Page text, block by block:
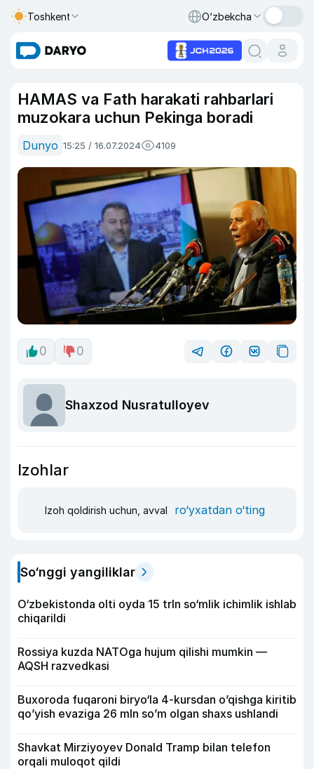
Toshkent O‘zbekcha
HAMAS va Fath harakati rahbarlari
muzokara uchun Pekinga boradi
Dunyo 15:25 / 16.07.2024 4109
0 0
Shaxzod Nusratulloyev
Izohlar
Izoh qoldirish uchun, avval ro‘yxatdan o‘ting
So‘nggi yangiliklar
O‘zbekistonda olti oyda 15 trln so‘mlik ichimlik ishlab
chiqarildi
Rossiya kuzda NATOga hujum qilishi mumkin —
AQSH razvedkasi
Buxoroda fuqaroni biryo‘la 4-kursdan o’qishga kiritib
qo’yish evaziga 26 mln so’m olgan shaxs ushlandi
Shavkat Mirziyoyev Donald Tramp bilan telefon
orqali muloqot qildi